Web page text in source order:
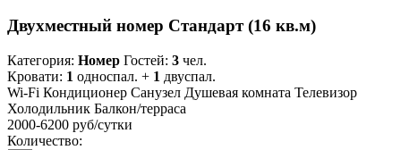
Двухместный номер Стандарт (16 кв.м)
Категория: Номер Гостей: 3 чел.
Кровати: 1 односпал. + 1 двуспал.
Wi-Fi Кондиционер Санузел Душевая комната Телевизор
Холодильник Балкон/терраса
2000-6200 руб/сутки
Количество: